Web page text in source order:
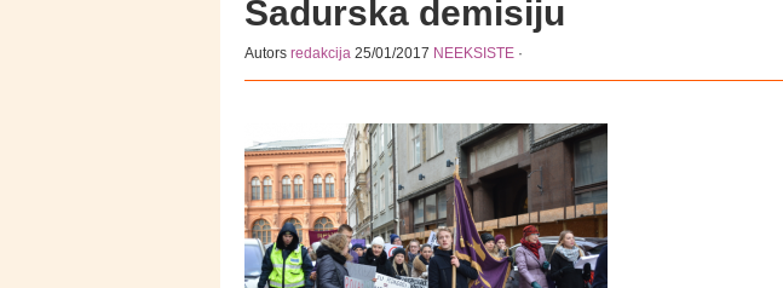
Šadurska demisiju
Autors redakcija 25/01/2017 NEEKSISTE ·